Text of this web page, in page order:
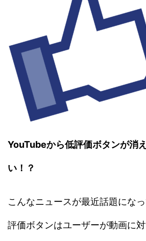
YouTubeから低評価ボタンが消
い！？
こんなニュースが最近話題になっ
評価ボタンはユーザーが動画に